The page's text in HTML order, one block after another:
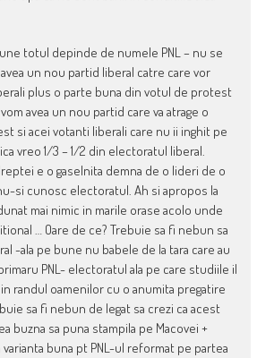
totul depinde de numele PNL – nu se
un nou partid liberal catre care vor
plus o parte buna din votul de protest
avea un nou partid care va atrage o
si acei votanti liberali care nu ii inghit pe
vreo 1/3 – 1/2 din electoratul liberal.
e o gaselnita demna de o lideri de o
si cunosc electoratul. Ah si apropos la
mai nimic in marile orase acolo unde
… Oare de ce? Trebuie sa fi nebun sa
-ala pe bune nu babele de la tara care au
PNL- electoratul ala pe care studiile il
randul oamenilor cu o anumita pregatire
sa fi nebun de legat sa crezi ca acest
buzna sa puna stampila pe Macovei +
varianta buna pt PNL-ul reformat pe partea